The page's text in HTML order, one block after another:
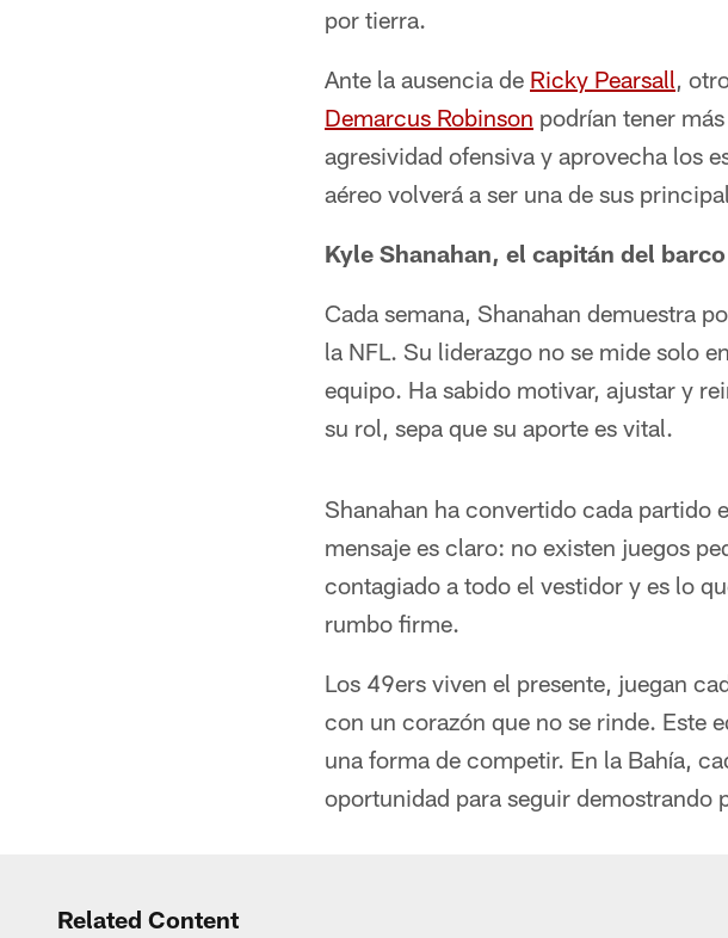
por tierra.
Ante la ausencia de Ricky Pearsall,
Demarcus Robinson podrían tener
agresividad ofensiva y aprovecha los
aéreo volverá a ser una de sus
Kyle Shanahan, el capitán del barco
Cada semana, Shanahan demuestra
la NFL. Su liderazgo no se mide solo
equipo. Ha sabido motivar, ajustar y
su rol, sepa que su aporte es vital.
Shanahan ha convertido cada partido
mensaje es claro: no existen juegos
contagiado a todo el vestidor y es lo
rumbo firme.
Los 49ers viven el presente, juegan
con un corazón que no se rinde. Este
una forma de competir. En la Bahía,
oportunidad para seguir demostrando
Related Content